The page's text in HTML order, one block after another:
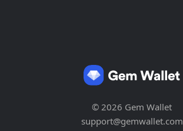
© 2026 Gem Wallet
support@gemwallet.com